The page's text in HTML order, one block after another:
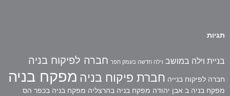
תגיות
בניית וילה במושב וילה חדשה בעמק חפר חברה לפיקוח בניה
חברה לפיקוח בנייה חברת פיקוח בניה מפקח בניה
מפקח בניה ב אבן יהודה מפקח בניה בהרצליה מפקח בניה בכפר הס